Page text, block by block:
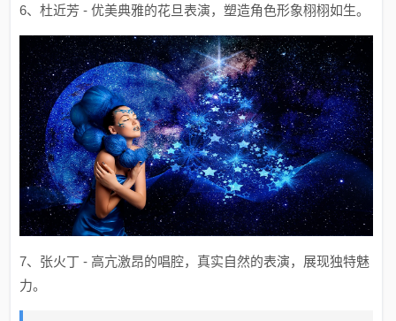
6、杜近芳 - 优美典雅的花旦表演，塑造角色形象栩栩如生。
7、张火丁 - 高亢激昂的唱腔，真实自然的表演，展现独特魅
力。